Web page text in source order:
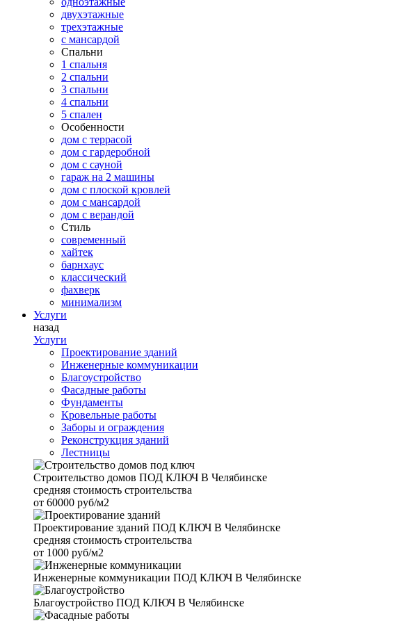
двухэтажные
трехэтажные
с мансардой
Спальни
1 спальня
2 спальни
3 спальни
4 спальни
5 спален
Особенности
дом с террасой
дом с гардеробной
дом с сауной
гараж на 2 машины
дом с плоской кровлей
дом с мансардой
дом с верандой
Стиль
современный
хайтек
барнхаус
классический
фахверк
минимализм
Услуги
назад
Услуги
Проектирование зданий
Инженерные коммуникации
Благоустройство
Фасадные работы
Фундаменты
Кровельные работы
Заборы и ограждения
Реконструкция зданий
Лестницы
Строительство домов ПОД КЛЮЧ В Челябинске
средняя стоимость строительства
от 60000 руб/м2
Проектирование зданий ПОД КЛЮЧ В Челябинске
средняя стоимость строительства
от 1000 руб/м2
Инженерные коммуникации ПОД КЛЮЧ В Челябинске
Благоустройство ПОД КЛЮЧ В Челябинске